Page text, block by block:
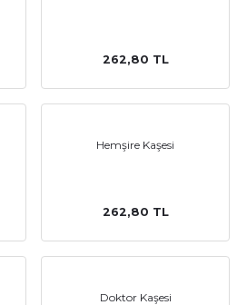
262,80 TL
Hemşire Kaşesi
262,80 TL
Doktor Kaşesi